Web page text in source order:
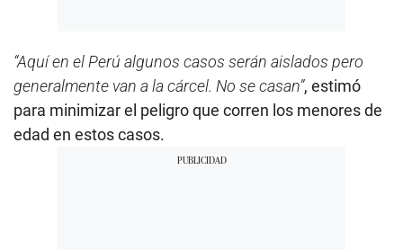
“Aquí en el Perú algunos casos serán aislados pero
generalmente van a la cárcel. No se casan”, estimó
para minimizar el peligro que corren los menores de
edad en estos casos.